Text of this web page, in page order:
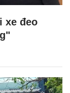
xe đeo